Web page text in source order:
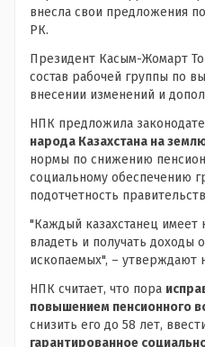
внесла свои предложения
РК.
Президент Касым-Жомарт
состав рабочей группы по
внесении изменений и
НПК предложила
народа Казахстана на
нормы по снижению
социальному обеспечению
подотчетность
"Каждый казахстанец имеет
владеть и получать доходы
ископаемых", – утверждают
НПК считает, что пора
повышением пенсионного
снизить его до 58 лет,
гарантированное